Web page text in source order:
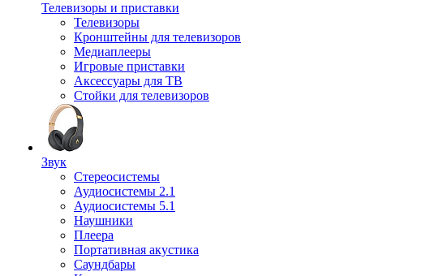
Телевизоры и приставки
Телевизоры
Кронштейны для телевизоров
Медиаплееры
Игровые приставки
Аксессуары для ТВ
Стойки для телевизоров
Звук
Стереосистемы
Аудиосистемы 2.1
Аудиосистемы 5.1
Наушники
Плеера
Портативная акустика
Саундбары